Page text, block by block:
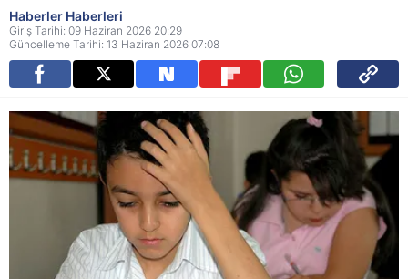
Haberler Haberleri
Giriş Tarihi: 09 Haziran 2026 20:29
Güncelleme Tarihi: 13 Haziran 2026 07:08